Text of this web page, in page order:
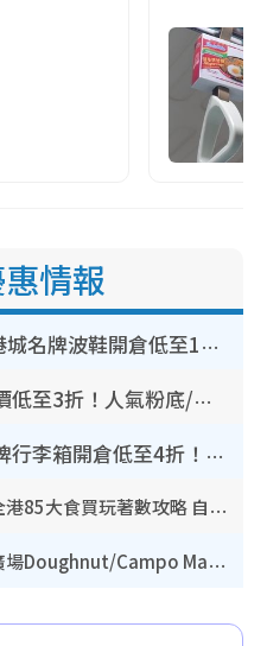
情報
開倉優惠 | 尖沙咀海港城名牌波鞋開倉低至1折！On鞋$899起／Joy&Peace鞋履$98起
CHANEL美妝限時減價低至3折！人氣粉底/唇膏/精華液低至$275！COCO香水都有平
開倉優惠｜尖沙咀名牌行李箱開倉低至4折！一連5日 American Tourister/ace./Hallmark $200起！
【8月生日優惠2026】全港85大食買玩著數攻略 自助餐/火鍋放題同行免費＋誠品/DONKI送現金券
開倉優惠｜銅鑼灣時代廣場Doughnut/Campo Marzio開倉低至1折！背囊、書包、手袋劈價$200起